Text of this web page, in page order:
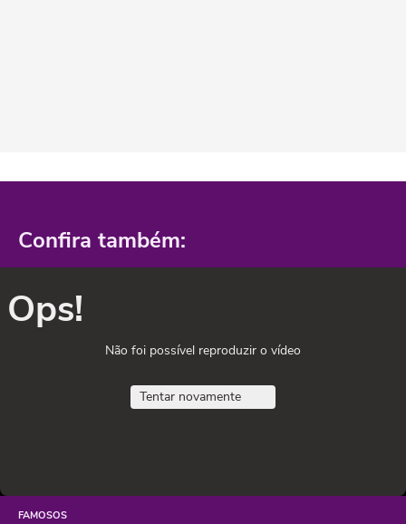
Confira também:
Ops!
Não foi possível reproduzir o vídeo
Tentar novamente
FAMOSOS